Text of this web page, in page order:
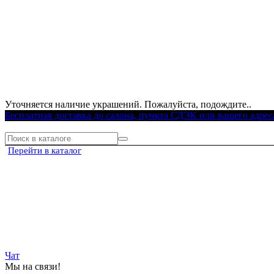
Уточняется наличие украшений. Пожалуйста, подождите..
Бесплатная доставка до салона, пункта СДЭК или вашего
Перейти в каталог
Чат
Мы на связи!